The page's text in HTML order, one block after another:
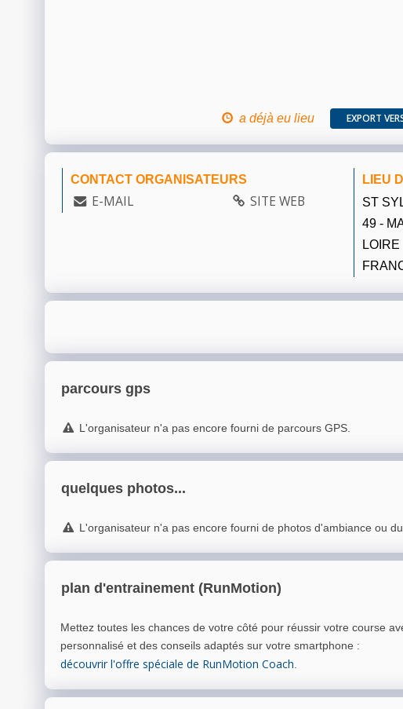
a déjà eu lieu EXPORT
CONTACT ORGANISATEURS
E-MAIL SITE WEB
LIEU
ST
49 -
LOIRE
parcours gps
L'organisateur n'a pas encore fourni de parcours GPS.
quelques photos...
L'organisateur n'a pas encore fourni de photos d'ambiance ou
plan d'entrainement (RunMotion)
Mettez toutes les chances de votre côté pour réussir votre course
personnalisé et des conseils adaptés sur votre smartphone :
découvrir l'offre spéciale de RunMotion Coach.